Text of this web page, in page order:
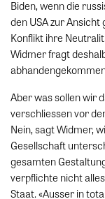
Biden, wenn die
den USA zur
Konflikt ihre
Widmer fragt
Aber was sollen wir
verschliessen vor
Nein, sagt Widmer,
Gesellschaft
gesamten
verpflichte nicht
Staat. «Ausser in